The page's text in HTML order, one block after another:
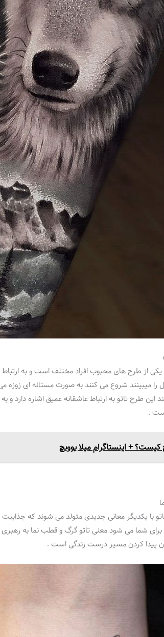
یکی از طرح های محبوب افراد مختلف است و به ارتباط
را میبینند شروع می کنند به صورت مستانه ای زوزه
طرح تاتو به ارتباط عاشقانه عمیق اشاره دارد و
.
کیست؟ + اینستاگرام میلا یوویچ
با یکدیگر معانی جدیدی متولد می شوند که جذابیت
شما می شود معنی تاتو گرگ و قطب نما به رهبری
پیدا کردن مسیر درست زندگی است .